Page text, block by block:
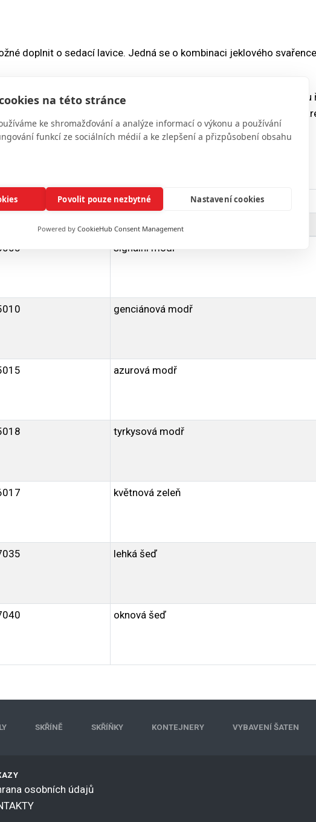
na této stránce
ke shromažďování a analýze informací o výkonu a používání
funkcí ze sociálních médií a ke zlepšení a přizpůsobení obsahu
Povolit pouze nezbytné Nastavení cookies
Powered by CookieHub Consent Management
doplnit o sedací lavice. Jedná se o kombinaci jeklového
je realizována vysokotlakým zařízením. Používáme ekologické,
v základních odstínech škály RAL Dle požadavku provádíme i
Název
signální modř
genciánová modř
azurová modř
tyrkysová modř
květnová zeleň
lehká šeď
oknová šeď
SKŘÍNĚ SKŘÍŇKY KONTEJNERY VYBAVENÍ ŠATEN
osobních údajů